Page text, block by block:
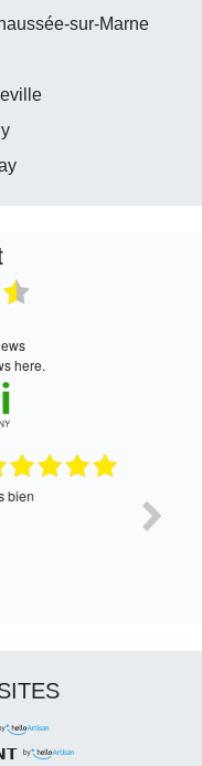
sur-Marne
here.
05.08.2026